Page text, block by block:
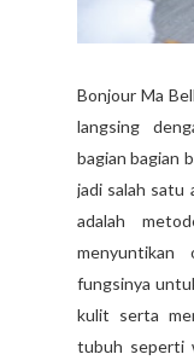
Bonjour Ma
langsing
bagian bagian
jadi salah satu
adalah
menyuntikan
fungsinya
kulit serta
tubuh seperti